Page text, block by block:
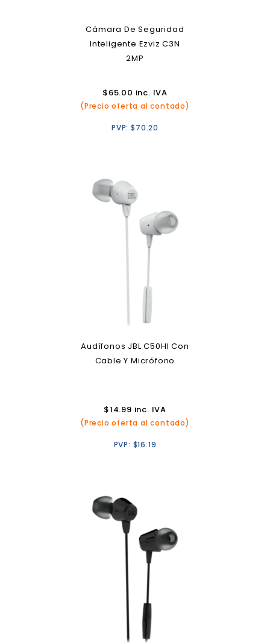
Cámara De Seguridad
Inteligente Ezviz C3N
2MP
$65.00 inc. IVA
(Precio oferta al contado)
PVP:$70.20
Audífonos JBL C50HI Con
Cable Y Micrófono
$14.99 inc. IVA
(Precio oferta al contado)
PVP: $16.19